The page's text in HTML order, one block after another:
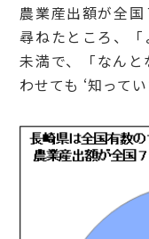
農業産出額が全
尋ねたところ、
未満で、「なん
わせても ‘知って